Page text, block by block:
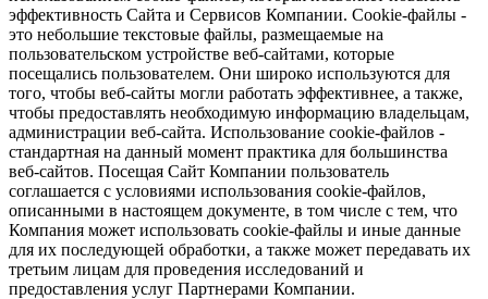
эффективность Сайта и Сервисов Компании. Сookie-файлы -
это небольшие текстовые файлы, размещаемые на
пользовательском устройстве веб-сайтами, которые
посещались пользователем. Они широко используются для
того, чтобы веб-сайты могли работать эффективнее, а также,
чтобы предоставлять необходимую информацию владельцам,
администрации веб-сайта. Использование cookie-файлов -
стандартная на данный момент практика для большинства
веб-сайтов. Посещая Сайт Компании пользователь
соглашается с условиями использования cookie-файлов,
описанными в настоящем документе, в том числе с тем, что
Компания может использовать cookie-файлы и иные данные
для их последующей обработки, а также может передавать их
третьим лицам для проведения исследований и
предоставления услуг Партнерами Компании.